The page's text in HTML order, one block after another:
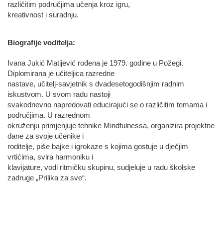
različitim područjima učenja kroz igru,
kreativnost i suradnju.
Biografije voditelja:
Ivana Jukić Matijević rođena je 1979. godine u Požegi.
Diplomirana je učiteljica razredne
nastave, učitelj-savjetnik s dvadesetogodišnjim radnim
iskustvom. U svom radu nastoji
svakodnevno napredovati educirajući se o različitim temama i
područjima. U razrednom
okruženju primjenjuje tehnike Mindfulnessa, organizira projektne
dane za svoje učenike i
roditelje, piše bajke i igrokaze s kojima gostuje u dječjim
vrtićima, svira harmoniku i
klavijature, vodi ritmičku skupinu, sudjeluje u radu školske
zadruge „Prilika za sve“.